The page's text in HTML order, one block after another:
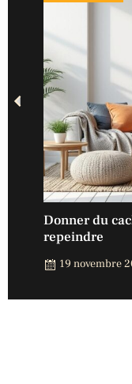
Donner du
repeindre
19 novembre